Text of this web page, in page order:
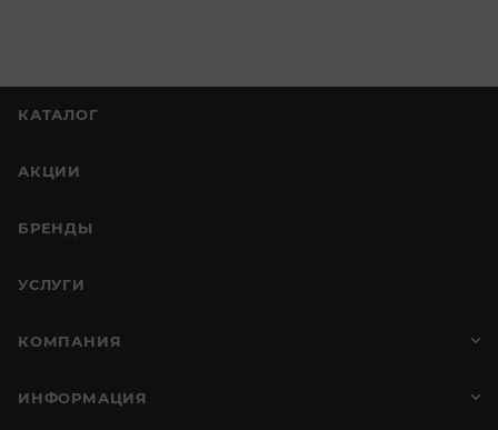
КАТАЛОГ
АКЦИИ
БРЕНДЫ
УСЛУГИ
КОМПАНИЯ
ИНФОРМАЦИЯ